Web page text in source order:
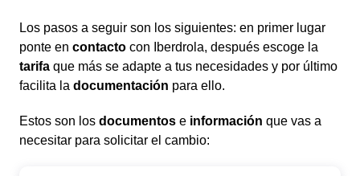
Los pasos a seguir son los siguientes: en primer lugar
ponte en contacto con Iberdrola, después escoge la
tarifa que más se adapte a tus necesidades y por último
facilita la documentación para ello.
Estos son los documentos e información que vas a
necesitar para solicitar el cambio: